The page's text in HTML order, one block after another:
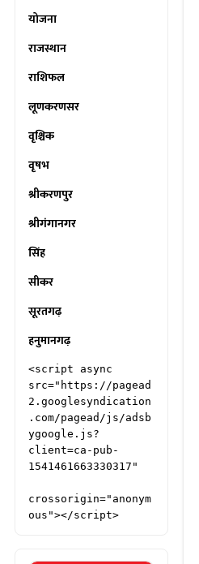
योजना
राजस्थान
राशिफल
लूणकरणसर
वृश्चिक
वृषभ
श्रीकरणपुर
श्रीगंगानगर
सिंह
सीकर
सूरतगढ़
हनुमानगढ़
<script async
src="https://pagead
2.googlesyndication
.com/pagead/js/adsb
ygoogle.js?
client=ca-pub-
1541461663330317"
crossorigin="anonym
ous"></script>